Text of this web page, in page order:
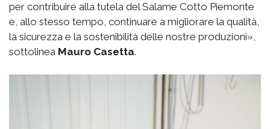
per contribuire alla tutela del Salame Cotto Piemonte
e, allo stesso tempo, continuare a migliorare la qualità,
la sicurezza e la sostenibilità delle nostre produzioni»,
sottolinea Mauro Casetta.